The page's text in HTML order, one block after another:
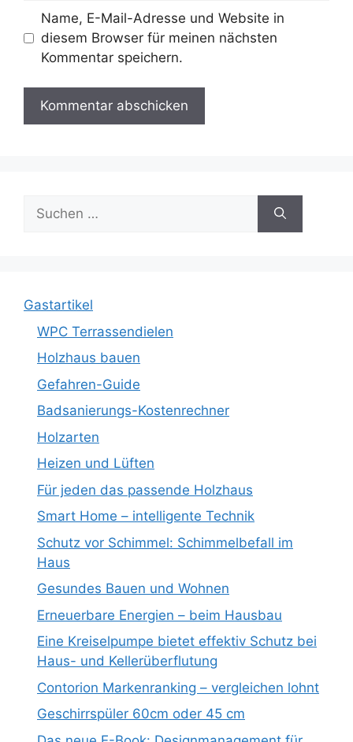
Name, E-Mail-Adresse und Website in
diesem Browser für meinen nächsten
Kommentar speichern.
Suche
nach:
Gastartikel
WPC Terrassendielen
Holzhaus bauen
Gefahren-Guide
Badsanierungs-Kostenrechner
Holzarten
Heizen und Lüften
Für jeden das passende Holzhaus
Smart Home – intelligente Technik
Schutz vor Schimmel: Schimmelbefall im
Haus
Gesundes Bauen und Wohnen
Erneuerbare Energien – beim Hausbau
Eine Kreiselpumpe bietet effektiv Schutz bei
Haus- und Kellerüberflutung
Contorion Markenranking – vergleichen lohnt
Geschirrspüler 60cm oder 45 cm